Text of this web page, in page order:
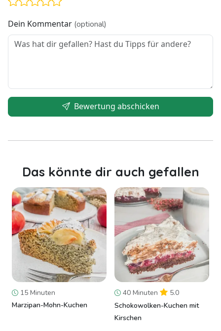
Dein Kommentar (optional)
Bewertung abschicken
Das könnte dir auch gefallen
15 Minuten
Marzipan-Mohn-Kuchen
40 Minuten
5.0
Schokowolken-Kuchen mit
Kirschen